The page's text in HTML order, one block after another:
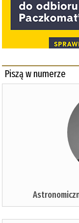
Piszą w numerze